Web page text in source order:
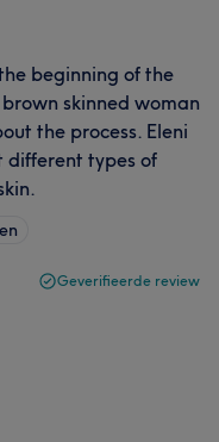
beginning of the
skinned woman
the process. Eleni
different types of
Geverifieerde review